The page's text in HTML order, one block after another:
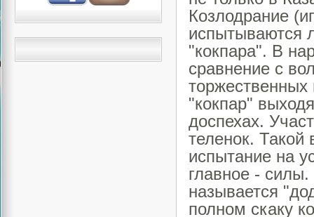
Козлодрание
испытываются
"кокпара". В
сравнение с
торжественных
"кокпар"
доспехах.
теленок. Такой
испытание на
главное -
называется
полном скаку